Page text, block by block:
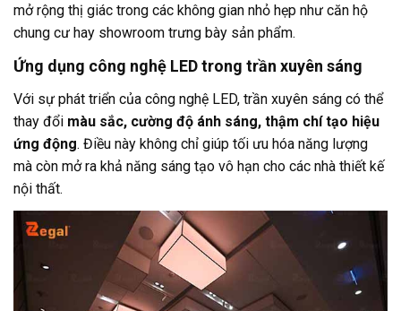
mở rộng thị giác trong các không gian nhỏ hẹp như căn hộ
chung cư hay showroom trưng bày sản phẩm.
Ứng dụng công nghệ LED trong trần xuyên sáng
Với sự phát triển của công nghệ LED, trần xuyên sáng có thể
thay đổi màu sắc, cường độ ánh sáng, thậm chí tạo hiệu
ứng động. Điều này không chỉ giúp tối ưu hóa năng lượng
mà còn mở ra khả năng sáng tạo vô hạn cho các nhà thiết kế
nội thất.